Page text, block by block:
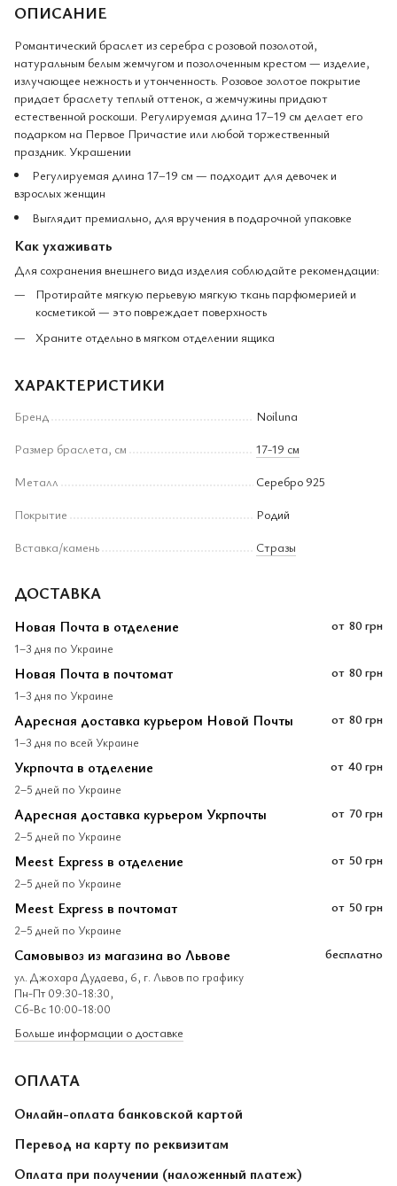
ОПИСАНИЕ
Романтический браслет из серебра с розовой позолотой,
натуральным белым жемчугом и позолоченным крестом — изделие,
излучающее нежность и утонченность. Розовое золотое покрытие
придает браслету теплый оттенок, а жемчужины придают
естественной роскоши. Регулируемая длина 17–19 см делает его
подарком на Первое Причастие или любой торжественный
праздник. Украшении
Регулируемая длина 17–19 см — подходит для девочек и
взрослых женщин
Выглядит премиально, для вручения в подарочной упаковке
Как ухаживать
Для сохранения внешнего вида изделия соблюдайте рекомендации:
Протирайте мягкую перьевую мягкую ткань парфюмерией и
косметикой — это повреждает поверхность
Храните отдельно в мягком отделении ящика
ХАРАКТЕРИСТИКИ
Бренд
Noiluna
Размер браслета, см
17-19 см
Металл
Серебро 925
Покрытие
Родий
Вставка/камень
Стразы
ДОСТАВКА
Новая Почта в отделение
1–3 дня по Украине
от 80 грн
Новая Почта в почтомат
1–3 дня по Украине
от 80 грн
Адресная доставка курьером Новой Почты
1–3 дня по всей Украине
от 80 грн
Укрпочта в отделение
2–5 дней по Украине
от 40 грн
Адресная доставка курьером Укрпочты
2–5 дней по Украине
от 70 грн
Meest Express в отделение
2–5 дней по Украине
от 50 грн
Meest Express в почтомат
2–5 дней по Украине
от 50 грн
Самовывоз из магазина во Львове
ул. Джохара Дудаева, 6, г. Львов по графику
Пн-Пт 09:30-18:30,
Сб-Вс 10:00-18:00
бесплатно
Больше информации о доставке
ОПЛАТА
Онлайн-оплата банковской картой
Перевод на карту по реквизитам
Оплата при получении (наложенный платеж)